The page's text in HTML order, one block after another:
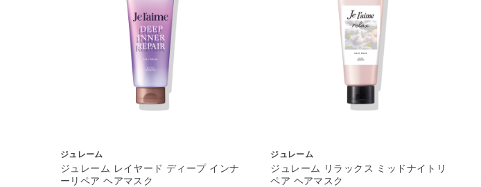
ジュレーム
ジュレーム レイヤード ディープ インナ
ーリペア ヘアマスク
ジュレーム
ジュレーム リラックス ミッドナイトリ
ペア ヘアマスク